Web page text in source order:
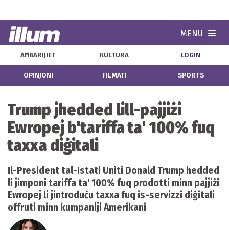
MENU
AĦBARIJIET KULTURA LOGIN
OPINJONI FILMATI SPORTS
Trump jhedded lill-pajjiżi
Ewropej b'tariffa ta' 100% fuq
taxxa diġitali
Il-President tal-Istati Uniti Donald Trump hedded
li jimponi tariffa ta' 100% fuq prodotti minn pajjiżi
Ewropej li jintroduċu taxxa fuq is-servizzi diġitali
offruti minn kumpaniji Amerikani